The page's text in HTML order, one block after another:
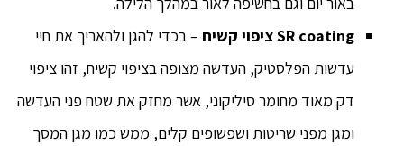
SR coatingציפוי קשיח – בכדי להגן ולהאריך את חיי
עדשות הפלסטיק, העדשה מצופה בציפוי קשיח, זהו ציפוי
דק מאוד מחומר סיליקוני, אשר מחזק את שטח פני העדשה
ומגן מפני שריטות ושפשופים קלים, ממש כמו מגן המסך